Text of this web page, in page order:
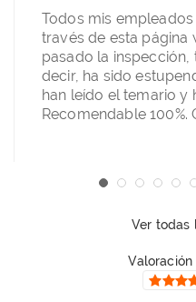
Todos mis
través de esta página
pasado la inspección,
decir, ha sido
han leído el temario y
Recomendable 100%.
Ver todas
Valoración